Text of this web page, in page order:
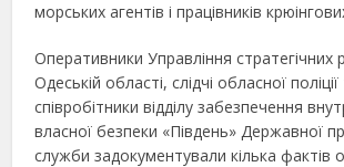
морських агентів і працівників
Оперативники Управління стратегічних
Одеській області, слідчі обласної поліції
співробітники відділу забезпечення
власної безпеки «Південь» Державної
служби задокументували кілька фактів